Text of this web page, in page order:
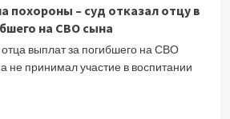
похороны – суд отказал отцу в
на СВО сына
выплат за погибшего на СВО
не принимал участие в воспитании